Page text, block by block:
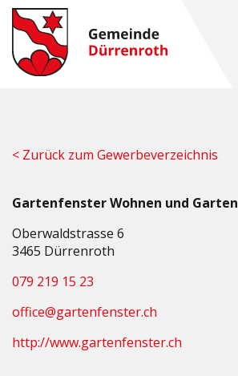
< Zurück zum Gewerbeverzeichnis
Gartenfenster Wohnen und Garten
Oberwaldstrasse 6
3465 Dürrenroth
079 219 15 23
office@gartenfenster.ch
http://www.gartenfenster.ch